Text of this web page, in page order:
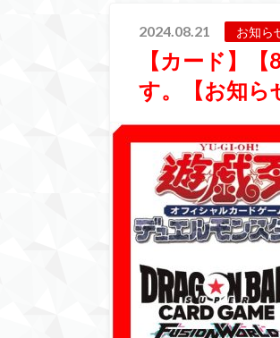
2024.08.21 お知ら
【カード】
す。【お知ら